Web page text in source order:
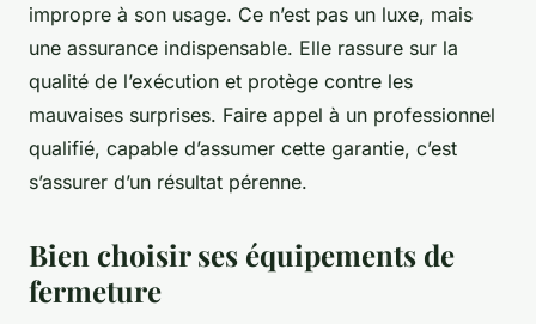
impropre à son usage. Ce n’est pas un luxe, mais
une assurance indispensable. Elle rassure sur la
qualité de l’exécution et protège contre les
mauvaises surprises. Faire appel à un professionnel
qualifié, capable d’assumer cette garantie, c’est
s’assurer d’un résultat pérenne.
Bien choisir ses équipements de
fermeture